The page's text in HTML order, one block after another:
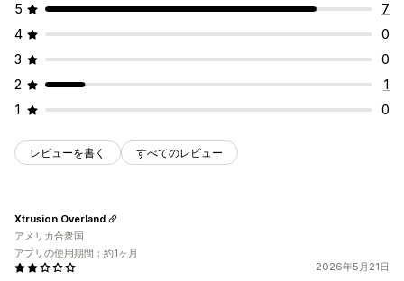
5
7
4
0
3
0
2
1
1
0
レビューを書く すべてのレビュー
2026年5月21日
Xtrusion Overland
アメリカ合衆国
アプリの使用期間：約1ヶ月